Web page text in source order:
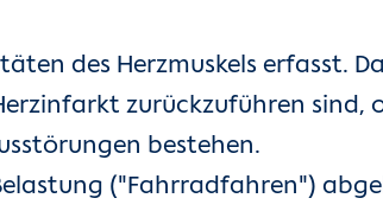
des Herzmuskels erfasst.
zurückzuführen sind,
bestehen.
("Fahrradfahren")